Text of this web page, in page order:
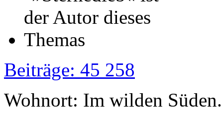
Beiträge: 45 258
Wohnort: Im wilden